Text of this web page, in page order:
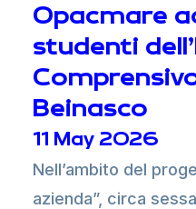
Opacmare
studenti
Beinasco
11 May 2026
Nell’ambito del
azienda”, circa